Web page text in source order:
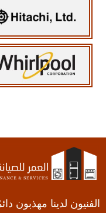
الفنيون لدينا مهذبون